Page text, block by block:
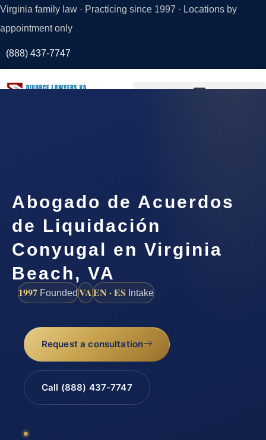
Virginia family law · Practicing since 1997 · Locations by
appointment only
(888) 437-7747
Abogado de Acuerdos
de Liquidación
Conyugal en Virginia
Beach, VA
1997 FoundedVAEN · ES Intake
Request a consultation
Call (888) 437-7747